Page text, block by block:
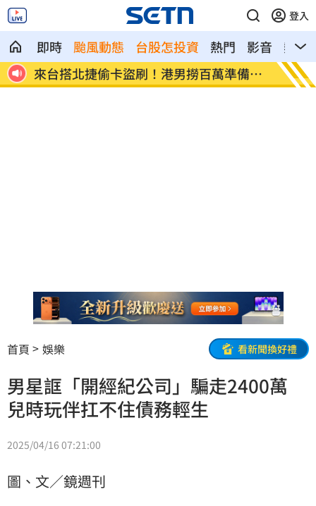
登入
即時 颱風動態 台股怎投資 熱門 影音
熱搜
來台搭北捷偷卡盜刷！港男撈百萬準備買
房
東發
歡
首頁 娛樂 看新聞換好禮
男星誆「開經紀公司」騙走2400萬
兒時玩伴扛不住債務輕生
2025/04/16 07:21:00
圖、文／鏡週刊